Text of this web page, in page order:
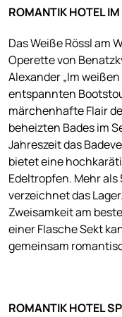
ROMANTIK HOTEL
Das Weiße Rössl am
Operette von
Alexander „Im
entspannten
märchenhafte Flair
beheizten Bades im
Jahreszeit das
bietet eine
Edeltropfen. Mehr
verzeichnet das
Zweisamkeit am
einer Flasche Sekt
gemeinsam
ROMANTIK HOTEL